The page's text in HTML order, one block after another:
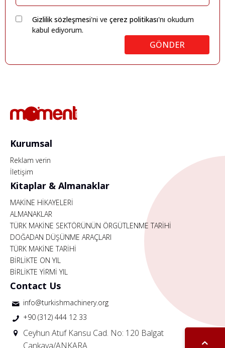
Gizlilik sözleşmesi'ni ve çerez politikası'nı okudum
kabul ediyorum.
GÖNDER
Kurumsal
Reklam verin
İletişim
Kitaplar & Almanaklar
MAKİNE HİKAYELERİ
ALMANAKLAR
TÜRK MAKİNE SEKTÖRÜNÜN ÖRGÜTLENME TARİHİ
DOĞADAN DÜŞÜNME ARAÇLARI
TÜRK MAKİNE TARİHİ
BİRLİKTE ON YIL
BİRLİKTE YİRMİ YIL
Contact Us
info@turkishmachinery.org
+90 (312) 444 12 33
Ceyhun Atuf Kansu Cad. No: 120 Balgat
Çankaya/ANKARA